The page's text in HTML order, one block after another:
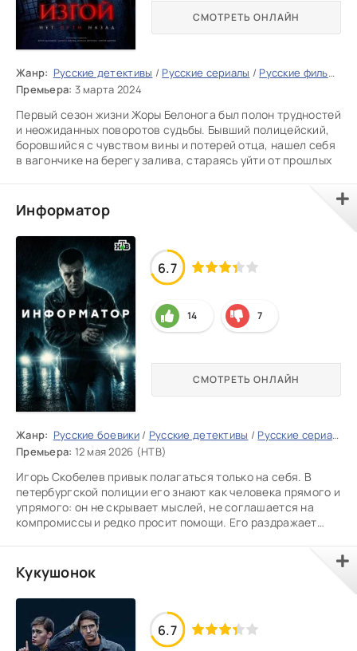
Жанр: Русские детективы / Русские сериалы / Русские фильмы 2026
Премьера: 3 марта 2024
Первый сезон жизни Жоры Белонога был полон трудностей
и неожиданных поворотов судьбы. Бывший полицейский,
боровшийся с чувством вины и потерей отца, нашел себя
в вагончике на берегу залива, стараясь уйти от прошлых
СМОТРЕТЬ ОНЛАЙН
Информатор
Жанр: Русские боевики/ Русские детективы / Русские сериалы
Премьера: 12 мая 2026 (НТВ)
Игорь Скобелев привык полагаться только на себя. В
петербургской полиции его знают как человека прямого и
упрямого: он не скрывает мыслей, не соглашается на
компромиссы и редко просит помощи. Его раздражает
СМОТРЕТЬ ОНЛАЙН
6.7
14 7
Кукушонок
6.7